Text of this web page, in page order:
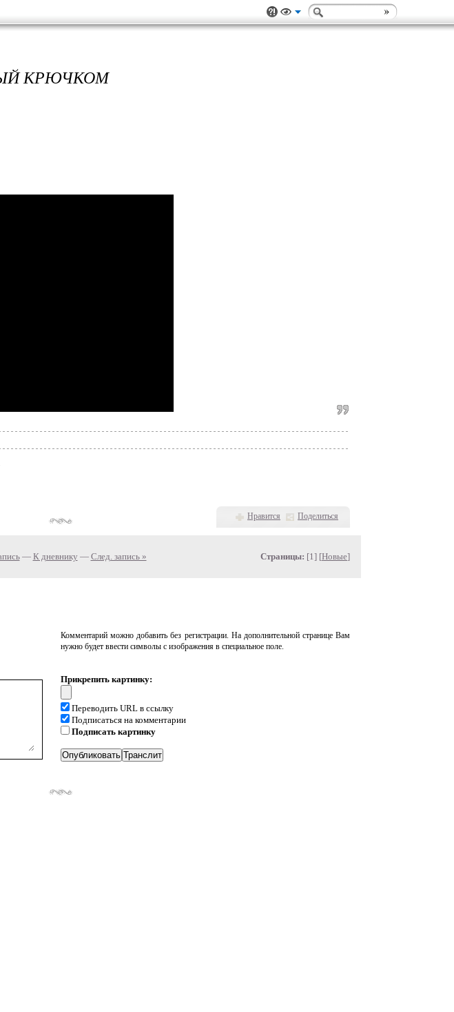
КРЮЧКОМ
Нравится Поделиться
— К дневнику — След. запись » Страницы: [1] [Новые]
Комментарий можно добавить без регистрации. На дополнительной странице Вам
нужно будет ввести символы с изображения в специальное поле.
Прикрепить картинку:
Переводить URL в ссылку
Подписаться на комментарии
Подписать картинку